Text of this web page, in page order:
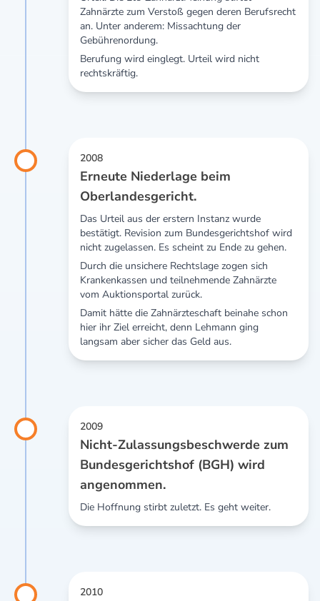
Zahnärzte zum Verstoß gegen deren Berufsrecht
an. Unter anderem: Missachtung der
Gebührenordung.
Berufung wird einglegt. Urteil wird nicht
rechtskräftig.
2008
Erneute Niederlage beim
Oberlandesgericht.
Das Urteil aus der erstern Instanz wurde
bestätigt. Revision zum Bundesgerichtshof wird
nicht zugelassen. Es scheint zu Ende zu gehen.
Durch die unsichere Rechtslage zogen sich
Krankenkassen und teilnehmende Zahnärzte
vom Auktionsportal zurück.
Damit hätte die Zahnärzteschaft beinahe schon
hier ihr Ziel erreicht, denn Lehmann ging
langsam aber sicher das Geld aus.
2009
Nicht-Zulassungsbeschwerde zum
Bundesgerichtshof (BGH) wird
angenommen.
Die Hoffnung stirbt zuletzt. Es geht weiter.
2010